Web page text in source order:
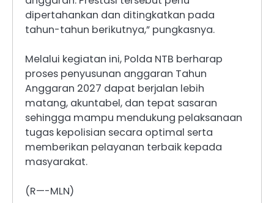
dipertahankan dan ditingkatkan pada
tahun-tahun berikutnya,” pungkasnya.
Melalui kegiatan ini, Polda NTB berharap
proses penyusunan anggaran Tahun
Anggaran 2027 dapat berjalan lebih
matang, akuntabel, dan tepat sasaran
sehingga mampu mendukung pelaksanaan
tugas kepolisian secara optimal serta
memberikan pelayanan terbaik kepada
masyarakat.
(R—-MLN)